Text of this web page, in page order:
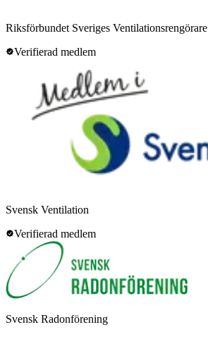
Riksförbundet Sveriges Ventilationsrengörare
Verifierad medlem
Svensk Ventilation
Verifierad medlem
Svensk Radonförening